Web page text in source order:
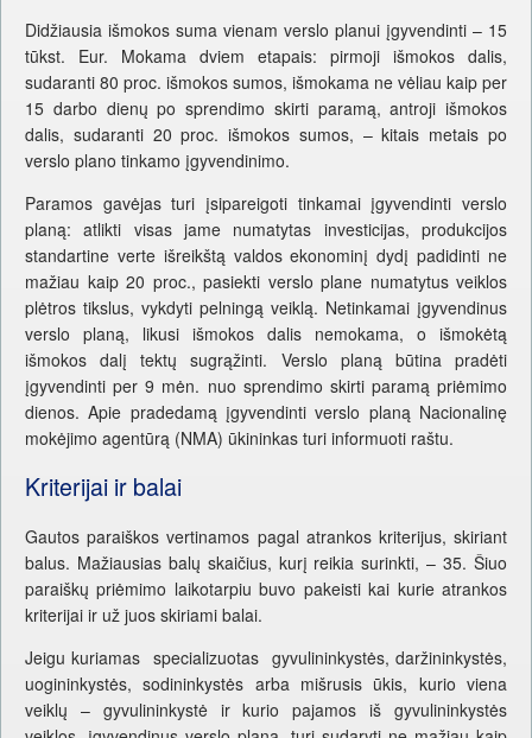
Didžiausia išmokos suma vienam verslo planui įgyvendinti – 15
tūkst. Eur. Mokama dviem etapais: pirmoji išmokos dalis,
sudaranti 80 proc. išmokos sumos, išmokama ne vėliau kaip per
15 darbo dienų po sprendimo skirti paramą, antroji išmokos
dalis, sudaranti 20 proc. išmokos sumos, – kitais metais po
verslo plano tinkamo įgyvendinimo.
Paramos gavėjas turi įsipareigoti tinkamai įgyvendinti verslo
planą: atlikti visas jame numatytas investicijas, produkcijos
standartine verte išreikštą valdos ekonominį dydį padidinti ne
mažiau kaip 20 proc., pasiekti verslo plane numatytus veiklos
plėtros tikslus, vykdyti pelningą veiklą. Netinkamai įgyvendinus
verslo planą, likusi išmokos dalis nemokama, o išmokėtą
išmokos dalį tektų sugrąžinti. Verslo planą būtina pradėti
įgyvendinti per 9 mėn. nuo sprendimo skirti paramą priėmimo
dienos. Apie pradedamą įgyvendinti verslo planą Nacionalinę
mokėjimo agentūrą (NMA) ūkininkas turi informuoti raštu.
Kriterijai ir balai
Gautos paraiškos vertinamos pagal atrankos kriterijus, skiriant
balus. Mažiausias balų skaičius, kurį reikia surinkti, – 35. Šiuo
paraiškų priėmimo laikotarpiu buvo pakeisti kai kurie atrankos
kriterijai ir už juos skiriami balai.
Jeigu kuriamas specializuotas gyvulininkystės, daržininkystės,
uogininkystės, sodininkystės arba mišrusis ūkis, kurio viena
veiklų – gyvulininkystė ir kurio pajamos iš gyvulininkystės